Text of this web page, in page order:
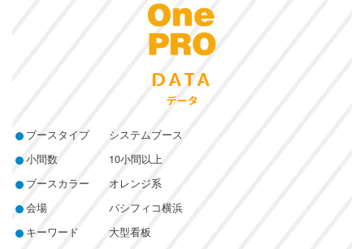
DATA
データ
ブースタイプ
システムブース
小間数
10小間以上
ブースカラー
オレンジ系
会場
パシフィコ横浜
キーワード
大型看板